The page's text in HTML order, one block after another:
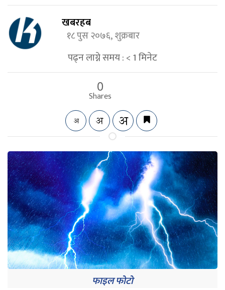
खबरहब
१८ पुस २०७६, शुक्रबार
पढ्न लाग्ने समय :< 1मिनेट
0
Shares
फाइल फोटो